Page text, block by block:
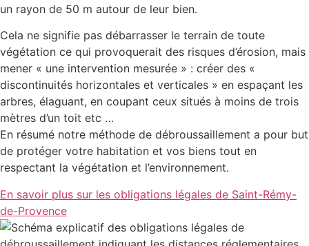
un rayon de 50 m autour de leur bien.
Cela ne signifie pas débarrasser le terrain de toute
végétation ce qui provoquerait des risques d’érosion, mais
mener « une intervention mesurée » : créer des «
discontinuités horizontales et verticales » en espaçant les
arbres, élaguant, en coupant ceux situés à moins de trois
mètres d’un toit etc …
En résumé notre méthode de débroussaillement a pour but
de protéger votre habitation et vos biens tout en
respectant la végétation et l’environnement.
En savoir plus sur les obligations légales de Saint-Rémy-
de-Provence